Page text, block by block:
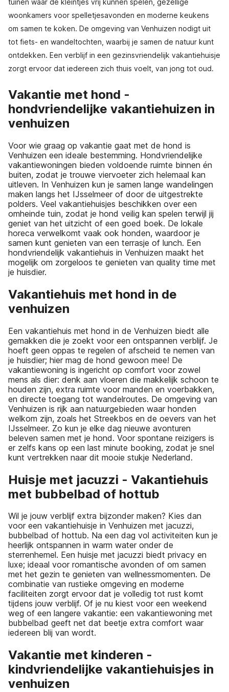
tuinen waar de kleintjes vrij kunnen spelen, gezellige
woonkamers voor spelletjesavonden en moderne keukens
om samen te koken. De omgeving van Venhuizen nodigt uit
tot fiets- en wandeltochten, waarbij je samen de natuur kunt
ontdekken. Een verblijf in een gezinsvriendelijk vakantiehuisje
zorgt ervoor dat iedereen zich thuis voelt, van jong tot oud.
Vakantie met hond -
hondvriendelijke vakantiehuizen in
venhuizen
Voor wie graag op vakantie gaat met de hond is
Venhuizen een ideale bestemming. Hondvriendelijke
vakantiewoningen bieden voldoende ruimte binnen én
buiten, zodat je trouwe viervoeter zich helemaal kan
uitleven. In Venhuizen kun je samen lange wandelingen
maken langs het IJsselmeer of door de uitgestrekte
polders. Veel vakantiehuisjes beschikken over een
omheinde tuin, zodat je hond veilig kan spelen terwijl jij
geniet van het uitzicht of een goed boek. De lokale
horeca verwelkomt vaak ook honden, waardoor je
samen kunt genieten van een terrasje of lunch. Een
hondvriendelijk vakantiehuis in Venhuizen maakt het
mogelijk om zorgeloos te genieten van quality time met
je huisdier.
Vakantiehuis met hond in de
venhuizen
Een vakantiehuis met hond in de Venhuizen biedt alle
gemakken die je zoekt voor een ontspannen verblijf. Je
hoeft geen oppas te regelen of afscheid te nemen van
je huisdier; hier mag de hond gewoon mee! De
vakantiewoning is ingericht op comfort voor zowel
mens als dier: denk aan vloeren die makkelijk schoon te
houden zijn, extra ruimte voor manden en voerbakken,
en directe toegang tot wandelroutes. De omgeving van
Venhuizen is rijk aan natuurgebieden waar honden
welkom zijn, zoals het Streekbos en de oevers van het
IJsselmeer. Zo kun je elke dag nieuwe avonturen
beleven samen met je hond. Voor spontane reizigers is
er zelfs kans op een last minute booking, zodat je snel
kunt vertrekken naar dit mooie stukje Nederland.
Huisje met jacuzzi - Vakantiehuis
met bubbelbad of hottub
Wil je jouw verblijf extra bijzonder maken? Kies dan
voor een vakantiehuisje in Venhuizen met jacuzzi,
bubbelbad of hottub. Na een dag vol activiteiten kun je
heerlijk ontspannen in warm water onder de
sterrenhemel. Een huisje met jacuzzi biedt privacy en
luxe; ideaal voor romantische avonden of om samen
met het gezin te genieten van wellnessmomenten. De
combinatie van rustieke omgeving en moderne
faciliteiten zorgt ervoor dat je volledig tot rust komt
tijdens jouw verblijf. Of je nu kiest voor een weekend
weg of een langere vakantie: een vakantiewoning met
bubbelbad geeft net dat beetje extra comfort waar
iedereen blij van wordt.
Vakantie met kinderen -
kindvriendelijke vakantiehuisjes in
venhuizen